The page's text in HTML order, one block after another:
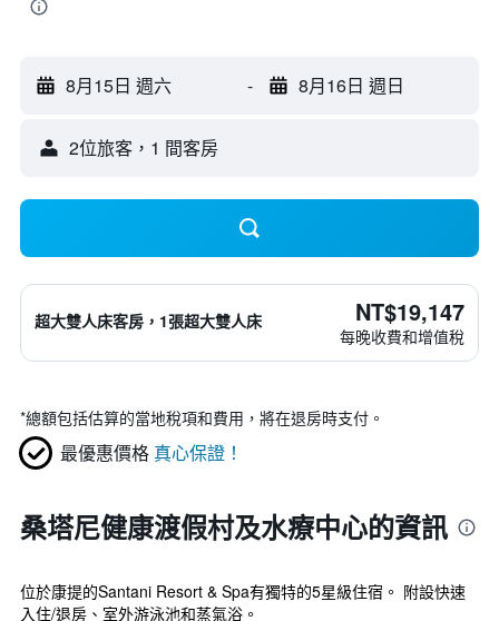
8月15日 週六 - 8月16日 週日
2位旅客，1 間客房
超大雙人床客房，1張超大雙人床 NT$19,147
每晚收費和增值稅
*總額包括估算的當地稅項和費用，將在退房時支付。
最優惠價格 真心保證！
桑塔尼健康渡假村及水療中心的資訊
位於康提的Santani Resort & Spa有獨特的5星級住宿。 附設快速
入住/退房、室外游泳池和蒸氣浴。